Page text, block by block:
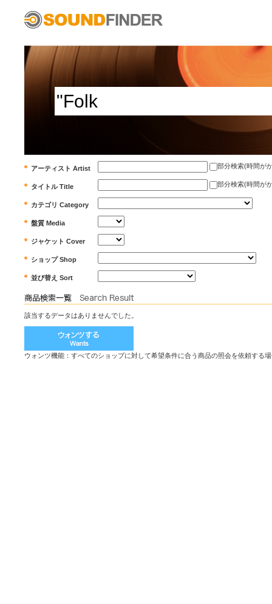
アーティスト Artist 部分検索(時間が
タイトル Title 部分検索(時間が
カテゴリ Category
盤質 Media
ジャケット Cover
ショップ Shop
並び替え Sort
該当するデータはありませんでした。
ウォンツ機能：すべてのショップに対して希望条件に合う商品の照会を依頼する